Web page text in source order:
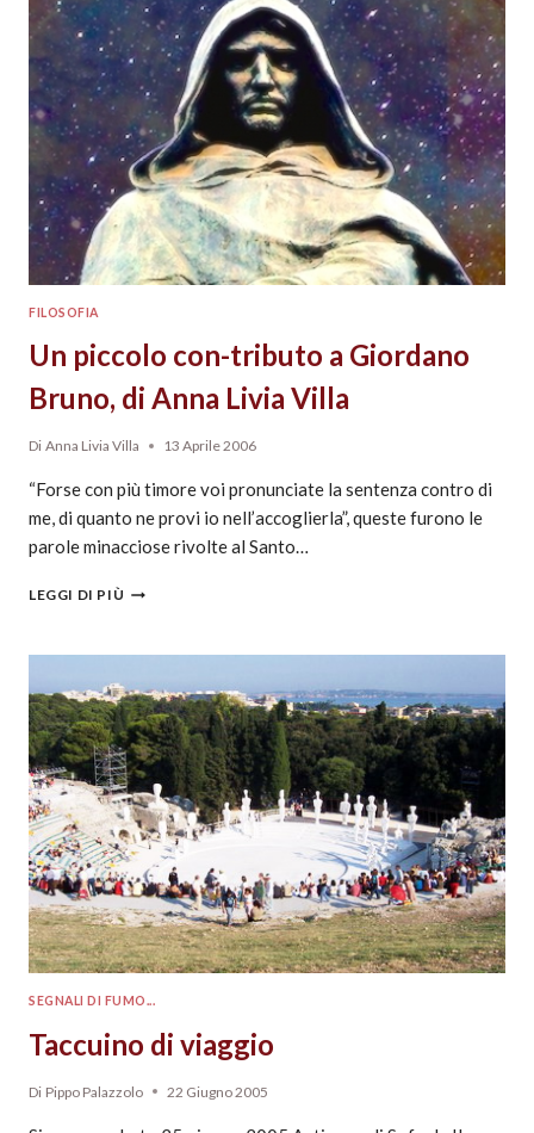
FILOSOFIA
Un piccolo con-tributo a Giordano
Bruno, di Anna Livia Villa
Di Anna Livia Villa 13 Aprile 2006
“Forse con più timore voi pronunciate la sentenza contro di
me, di quanto ne provi io nell’accoglierla”, queste furono le
parole minacciose rivolte al Santo…
LEGGI DI PIÙ
SEGNALI DI FUMO...
Taccuino di viaggio
Di Pippo Palazzolo 22 Giugno 2005